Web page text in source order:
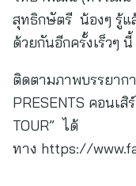
สุทธิกษัตรี น้องๆ รู้แ
ด้วยกันอีกครั้งเร็วๆ นี้
ติดตามภาพบรรยาก
PRESENTS คอนเสิ
TOUR” ได้
ทาง https://